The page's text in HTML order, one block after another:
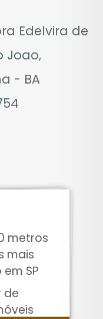
Edelvira de
Joao,
- BA
metros
mais
SP
de